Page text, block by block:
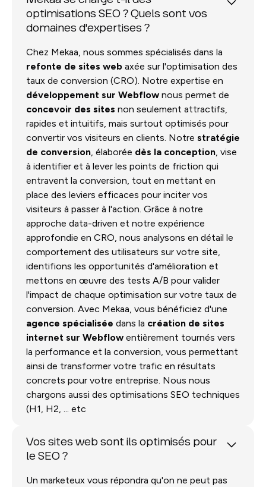
optimisations SEO ? Quels sont vos
domaines d'expertises ?
Chez Mekaa, nous sommes spécialisés dans la
refonte de sites web axée sur l'optimisation des
taux de conversion (CRO). Notre expertise en
développement sur Webflow nous permet de
concevoir des sites non seulement attractifs,
rapides et intuitifs, mais surtout optimisés pour
convertir vos visiteurs en clients. Notre stratégie
de conversion, élaborée dès la conception, vise
à identifier et à lever les points de friction qui
entravent la conversion, tout en mettant en
place des leviers efficaces pour inciter vos
visiteurs à passer à l'action. Grâce à notre
approche data-driven et notre expérience
approfondie en CRO, nous analysons en détail le
comportement des utilisateurs sur votre site,
identifions les opportunités d'amélioration et
mettons en œuvre des tests A/B pour valider
l'impact de chaque optimisation sur votre taux de
conversion. Avec Mekaa, vous bénéficiez d'une
agence spécialisée dans la création de sites
internet sur Webflow entièrement tournés vers
la performance et la conversion, vous permettant
ainsi de transformer votre trafic en résultats
concrets pour votre entreprise. Nous nous
chargons aussi des optimisations SEO techniques
(H1, H2, ... etc
Vos sites web sont ils optimisés pour
le SEO ?
Un marketeux vous répondra qu'on ne peut pas